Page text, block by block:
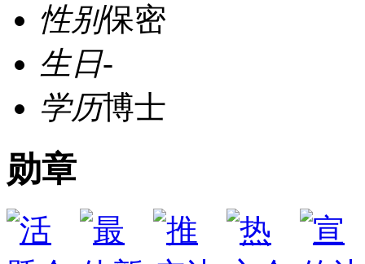
性别保密
生日-
学历博士
勋章